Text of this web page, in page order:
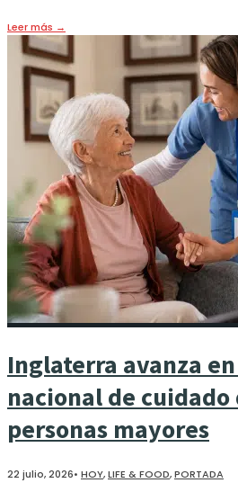
Leer más →
Inglaterra avanza
nacional de cuidado
personas mayores
22 julio, 2026• HOY,LIFE & FOOD,PORTADA